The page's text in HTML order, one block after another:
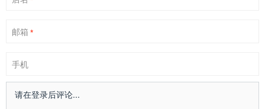
邮箱 *
手机